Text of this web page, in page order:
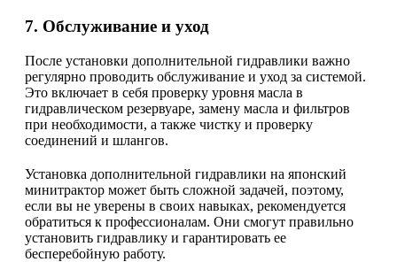
7. Обслуживание и уход
После установки дополнительной гидравлики важно
регулярно проводить обслуживание и уход за системой.
Это включает в себя проверку уровня масла в
гидравлическом резервуаре, замену масла и фильтров
при необходимости, а также чистку и проверку
соединений и шлангов.
Установка дополнительной гидравлики на японский
минитрактор может быть сложной задачей, поэтому,
если вы не уверены в своих навыках, рекомендуется
обратиться к профессионалам. Они смогут правильно
установить гидравлику и гарантировать ее
бесперебойную работу.